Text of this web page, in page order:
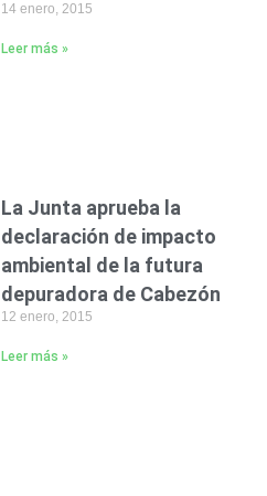
14 enero, 2015
Leer más »
La Junta aprueba la
declaración de impacto
ambiental de la futura
depuradora de Cabezón
12 enero, 2015
Leer más »